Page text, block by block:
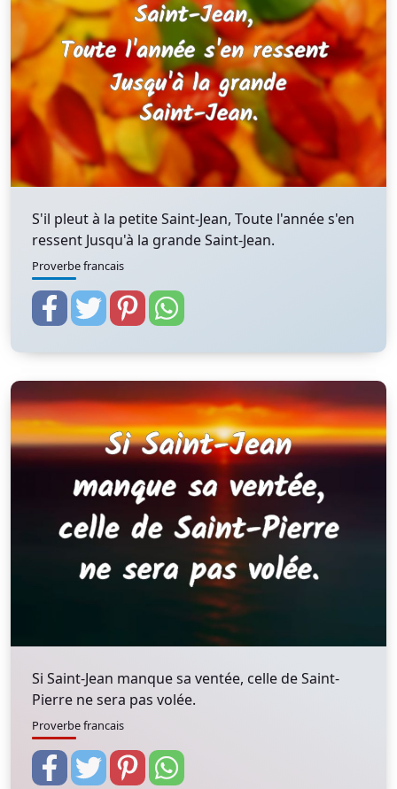
S'il pleut à la petite Saint-Jean, Toute l'année s'en
ressent Jusqu'à la grande Saint-Jean.
Proverbe francais
Si Saint-Jean manque sa ventée, celle de Saint-
Pierre ne sera pas volée.
Proverbe francais